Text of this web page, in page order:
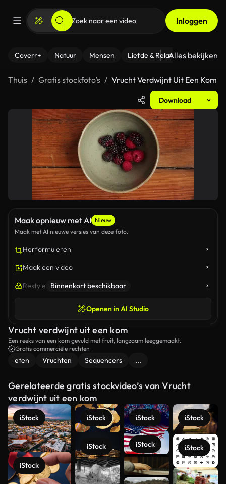
Inloggen
Coverr+ Natuur Mensen Liefde & Relaties - Fitness
Alles bekijken
Thuis Gratis stockfoto’s Vrucht Verdwijnt Uit Een Kom
Download
Maak opnieuw met AI Nieuw
Maak met AI nieuwe versies van deze foto.
Herformuleren
Maak een video
Restyle Binnenkort beschikbaar
Openen in AI Studio
Vrucht verdwijnt uit een kom
Een reeks van een kom gevuld met fruit, langzaam leeggemaakt.
Gratis commerciële rechten
eten Vruchten Sequencers ...
Gerelateerde gratis stockvideo’s van Vrucht
verdwijnt uit een kom
iStock
iStock
iStock
iStock
iStock
iStock
iStock
iStock
Meer